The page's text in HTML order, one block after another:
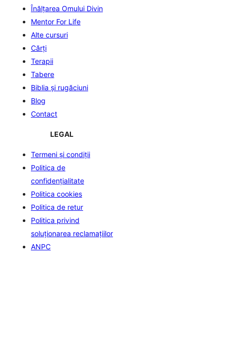
Înălţarea Omului Divin
Mentor For Life
Alte cursuri
Cărți
Terapii
Tabere
Biblia şi rugăciuni
Blog
Contact
LEGAL
Termeni și condiții
Politica de
confidenţialitate
Politica cookies
Politica de retur
Politica privind
soluționarea reclamațiilor
ANPC